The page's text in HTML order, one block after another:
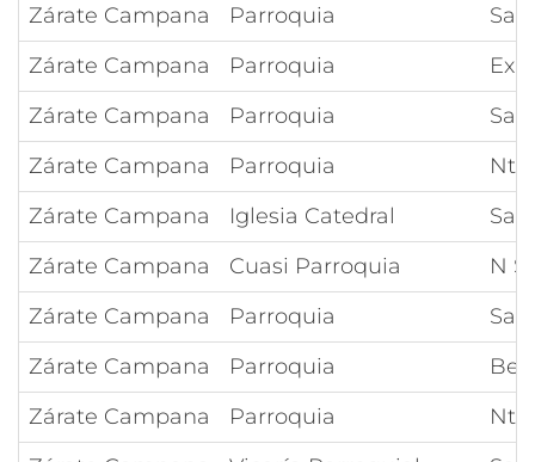
Zárate Campana
Parroquia
Zárate Campana
Parroquia
Zárate Campana
Parroquia
Zárate Campana
Parroquia
Zárate Campana
Iglesia Catedral
Zárate Campana
Cuasi Parroquia
N
Zárate Campana
Parroquia
Zárate Campana
Parroquia
Zárate Campana
Parroquia